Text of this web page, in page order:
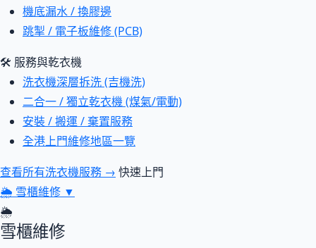
機底漏水 / 換膠邊
跳掣 / 電子板維修 (PCB)
🛠 服務與乾衣機
洗衣機深層拆洗 (吉機洗)
二合一 / 獨立乾衣機 (煤氣/電動)
安裝 / 搬運 / 棄置服務
全港上門維修地區一覽
查看所有洗衣機服務 → 快速上門
🌦 雪櫃維修 ▼
🌦
雪櫃維修